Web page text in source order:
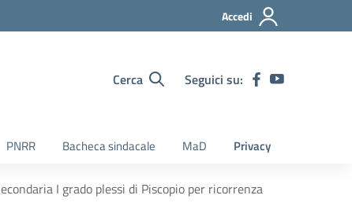
Accedi
Cerca Seguici su:
PNRR Bacheca sindacale MaD Privacy
I grado plessi di Piscopio per ricorrenza